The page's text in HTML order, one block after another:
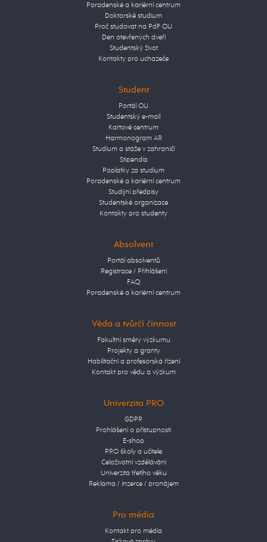
Poradenské a kariérní centrum
Doktorské studium
Proč studovat na PdF OU
Den otevřených dveří
Studentský život
Kontakty pro uchazeče
Student
Portál OU
Studentský e-mail
Kartové centrum
Harmonogram AR
Studium a stáže v zahraničí
Stipendia
Poplatky za studium
Poradenské a kariérní centrum
Studijní předpisy
Studentské organizace
Kontakty pro studenty
Absolvent
Portál absolventů
Registrace / Přihlášení
FAQ
Poradenské a kariérní centrum
Věda a tvůrčí činnost
Fakultní směry výzkumu
Projekty a granty
Habilitační a profesorská řízení
Kontakt pro vědu a výzkum
Univerzita PRO
GDPR
Prohlášení o přístupnosti
E-shop
PRO školy a učitele
Celoživotní vzdělávání
Univerzita třetího věku
Reklama / inzerce / pronájem
Pro média
Kontakt pro média